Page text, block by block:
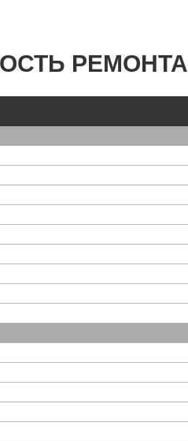
РЕМОНТА